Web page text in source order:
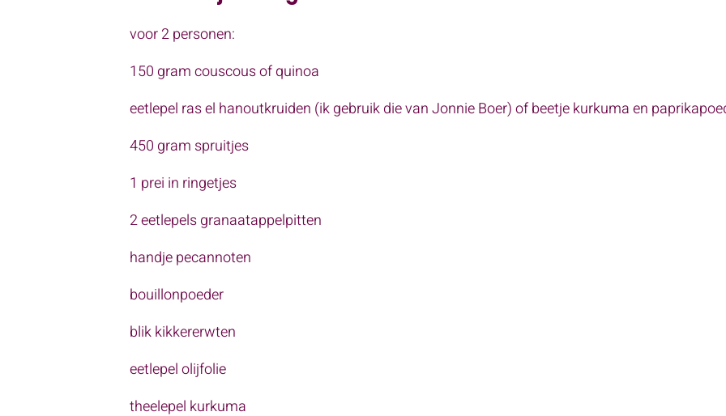
voor 2 personen:
150 gram couscous of quinoa
eetlepel ras el hanoutkruiden (ik gebruik die van Jonnie Boer) of beetje kurkuma en
450 gram spruitjes
1 prei in ringetjes
2 eetlepels granaatappelpitten
handje pecannoten
bouillonpoeder
blik kikkererwten
eetlepel olijfolie
theelepel kurkuma